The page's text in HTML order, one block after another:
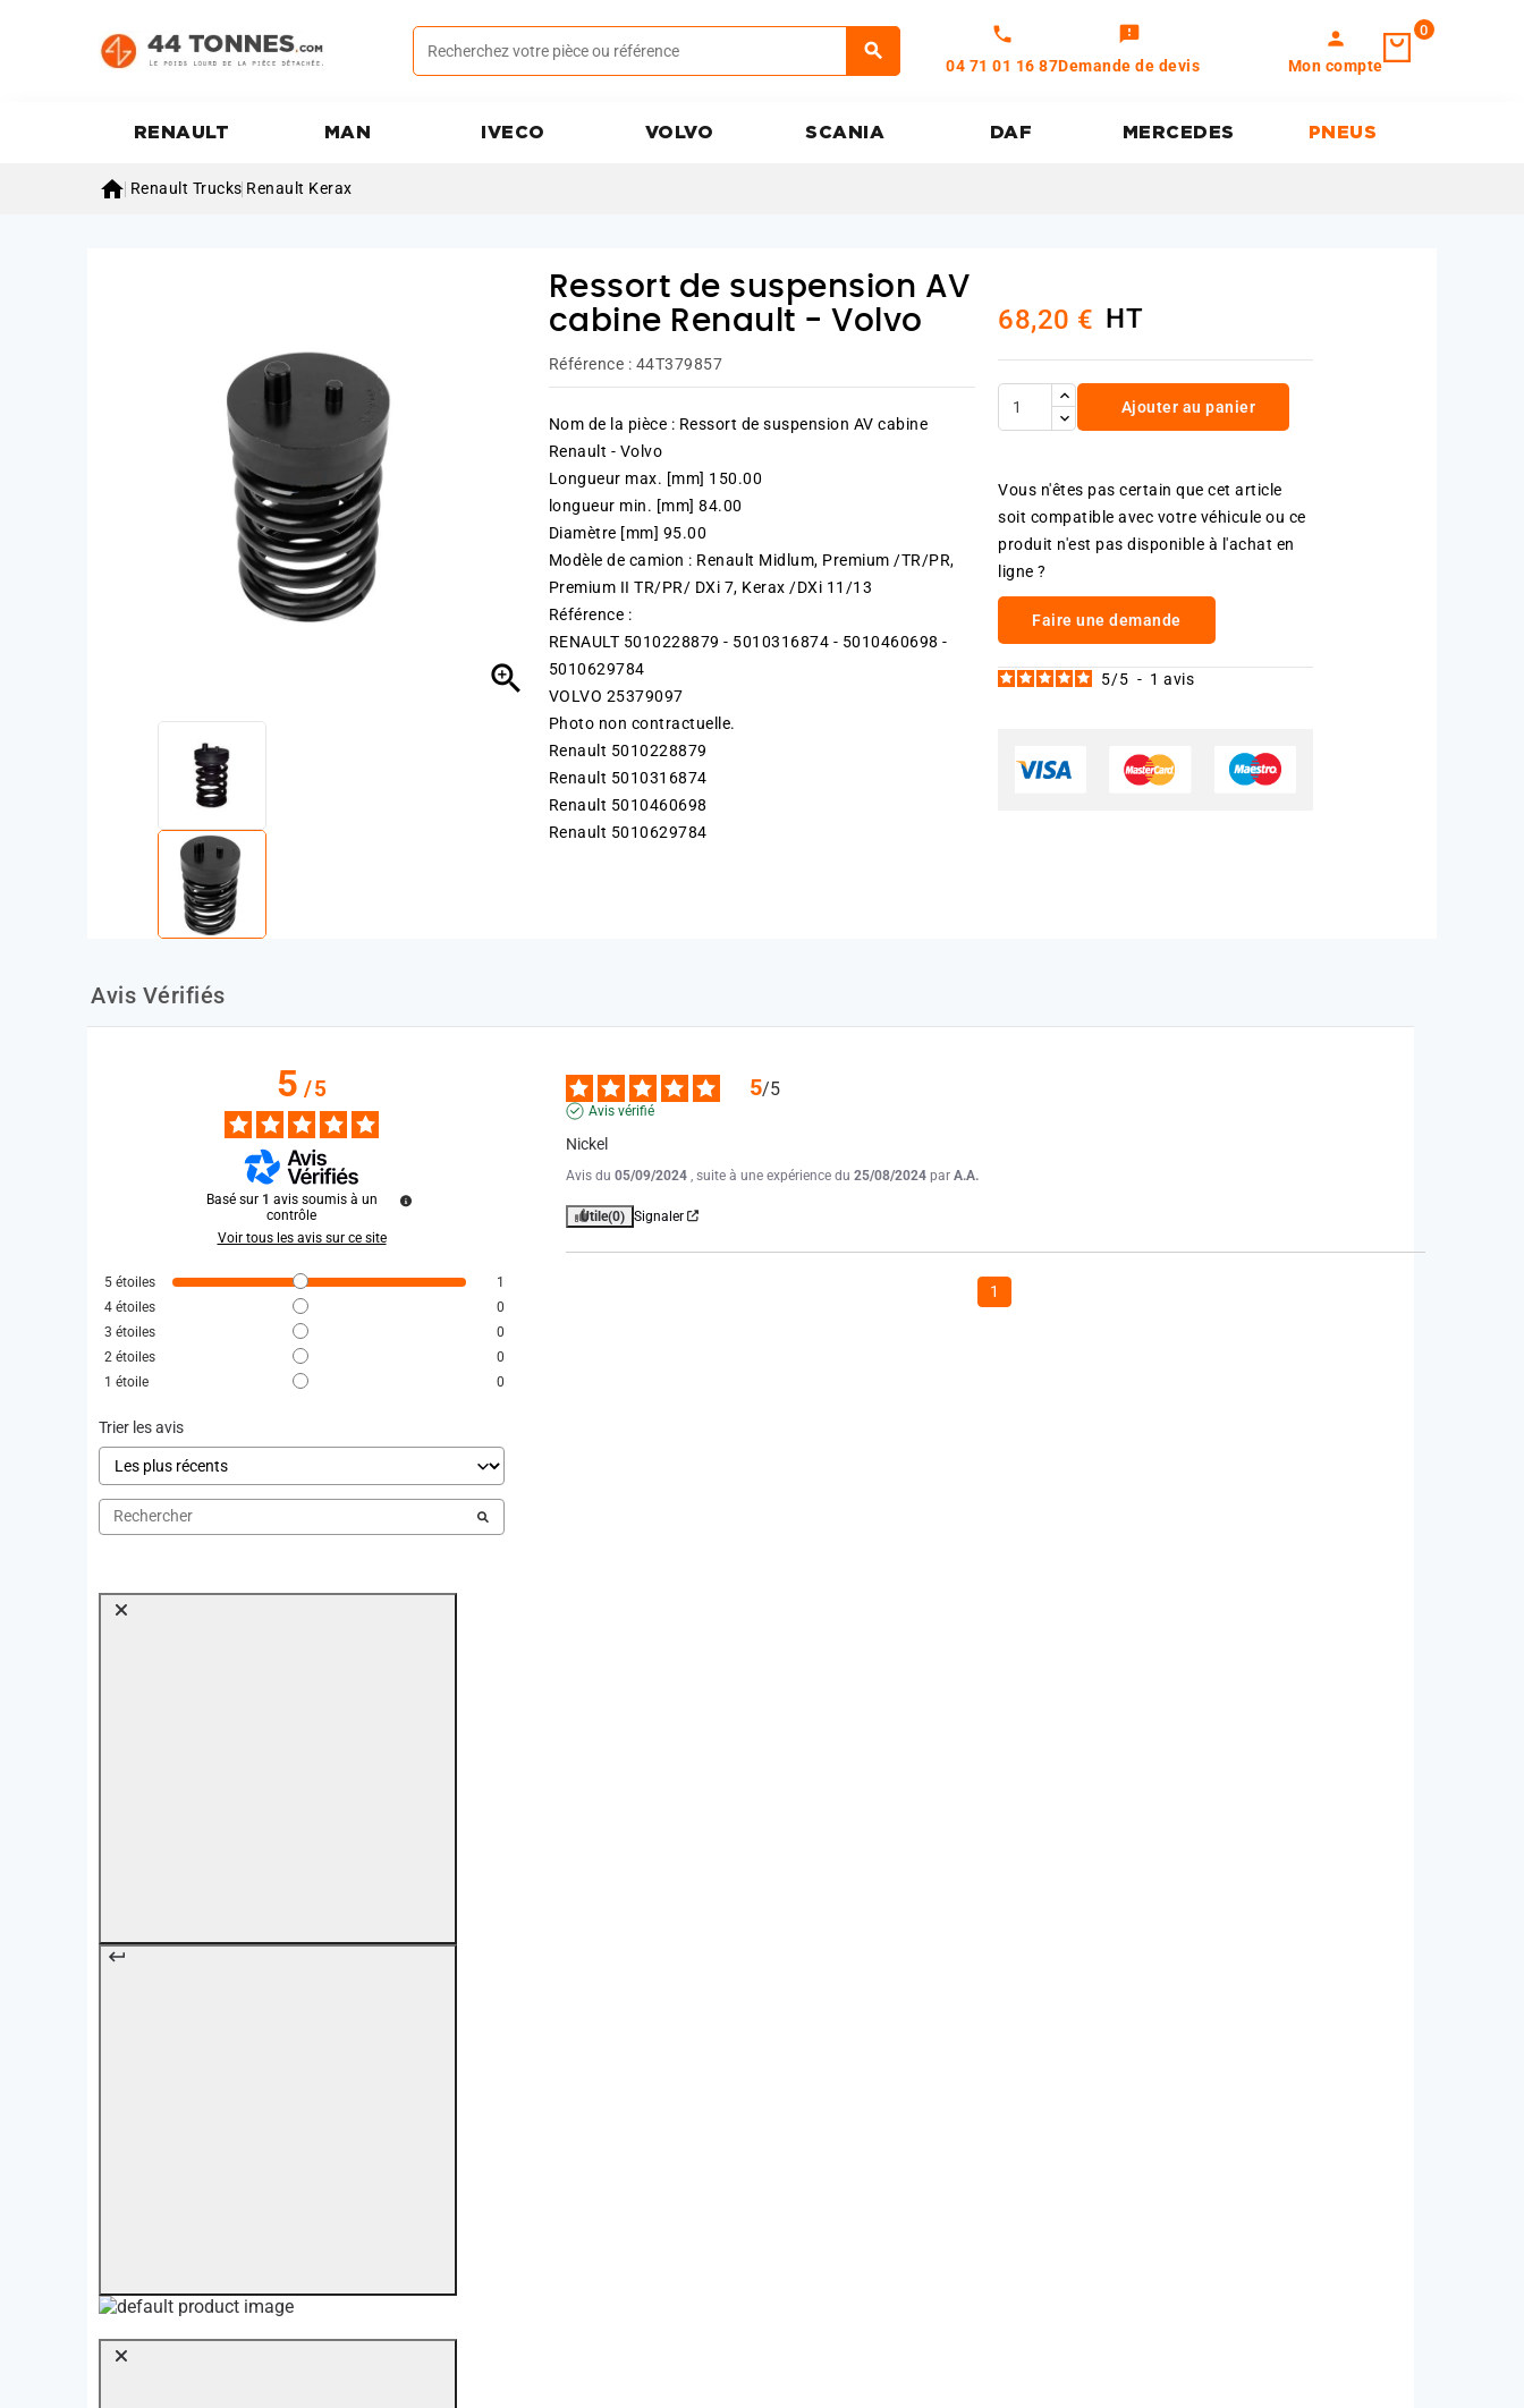
call
04 71 01 16 87
feedback
Demande de devis
person
Mon compte
0
RENAULT MAN IVECO VOLVO SCANIA DAF MERCEDES PNEUS
 Renault Trucks Renault Kerax

Ressort de suspension AV
cabine Renault - Volvo
Référence : 44T379857
Nom de la pièce : Ressort de suspension AV cabine
Renault - Volvo
Longueur max. [mm] 150.00
longueur min. [mm] 84.00
Diamètre [mm] 95.00
Modèle de camion : Renault Midlum, Premium /TR/PR,
Premium II TR/PR/ DXi 7, Kerax /DXi 11/13
Référence :
RENAULT 5010228879 - 5010316874 - 5010460698 -
5010629784
VOLVO 25379097
Photo non contractuelle.
Renault 5010228879
Renault 5010316874
Renault 5010460698
Renault 5010629784
68,20 € HT
Ajouter au panier
Vous n'êtes pas certain que cet article
soit compatible avec votre véhicule ou ce
produit n'est pas disponible à l'achat en
ligne ?
Faire une demande
5/5 - 1avis
Avis Vérifiés
5/5
Basé sur 1 avis soumis à un
contrôle
Voir tous les avis sur ce site
5 étoiles
1
4 étoiles
0
3 étoiles
0
2 étoiles
0
1 étoile 0
Trier les avis
5/5
Avis vérifié
Nickel
Avis du 05/09/2024 , suite à une expérience du 25/08/2024 par A.A.
Utile(0) Signaler
1